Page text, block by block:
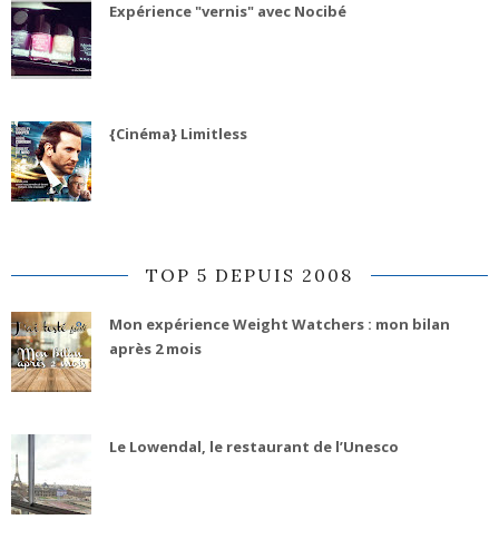
Expérience "vernis" avec Nocibé
{Cinéma} Limitless
TOP 5 DEPUIS 2008
Mon expérience Weight Watchers : mon bilan
après 2 mois
Le Lowendal, le restaurant de l’Unesco